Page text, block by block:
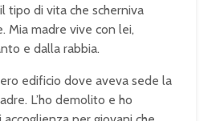
tipo di vita che scherniva
Mia madre vive con lei,
e dalla rabbia.
edificio dove aveva sede la
L’ho demolito e ho